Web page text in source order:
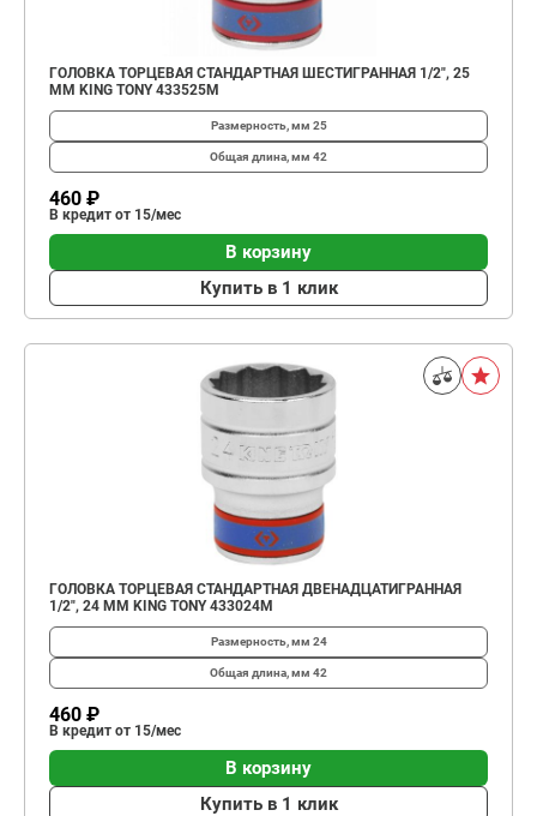
ГОЛОВКА ТОРЦЕВАЯ СТАНДАРТНАЯ ШЕСТИГРАННАЯ 1/2", 25
ММ KING TONY 433525M
Размерность, мм 25
Общая длина, мм 42
460 ₽
В кредит от 15/мес
В корзину
Купить в 1 клик
ГОЛОВКА ТОРЦЕВАЯ СТАНДАРТНАЯ ДВЕНАДЦАТИГРАННАЯ
1/2", 24 ММ KING TONY 433024M
Размерность, мм 24
Общая длина, мм 42
460 ₽
В кредит от 15/мес
В корзину
Купить в 1 клик